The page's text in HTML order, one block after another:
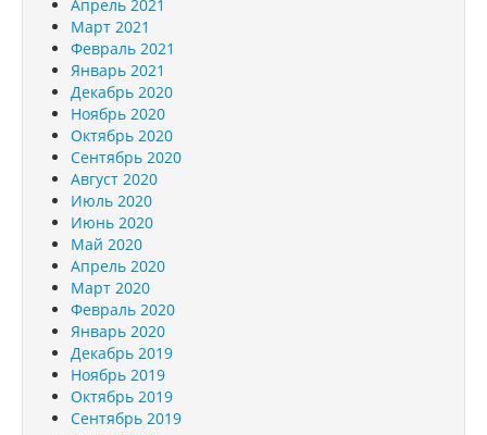
Апрель 2021
Март 2021
Февраль 2021
Январь 2021
Декабрь 2020
Ноябрь 2020
Октябрь 2020
Сентябрь 2020
Август 2020
Июль 2020
Июнь 2020
Май 2020
Апрель 2020
Март 2020
Февраль 2020
Январь 2020
Декабрь 2019
Ноябрь 2019
Октябрь 2019
Сентябрь 2019